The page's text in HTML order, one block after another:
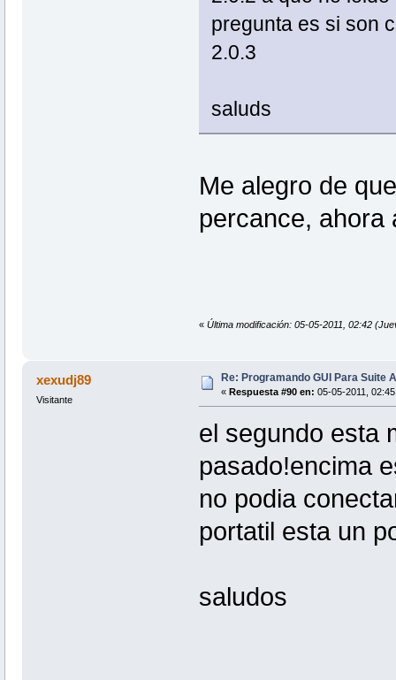
pregunta es si son
2.0.3
saluds
Me alegro de
percance, ahora
« Última modificación: 05-05-2011, 02:42
xexudj89
Visitante
Re: Programando GUI Para Suite
« Respuesta #90 en: 05-05-2011,
el segundo esta
pasado!encima
no podia
portatil esta un
saludos